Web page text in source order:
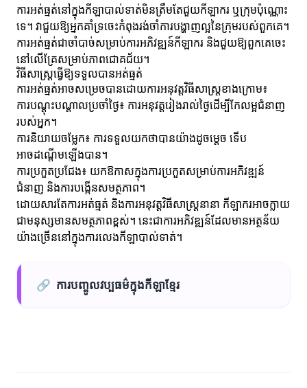
ការអត់ធ្មត់នៅក្នុងកីឡាបាល់ទាត់មិនត្រឹមតែជួយកីឡាករ ឬក្រុមប៉ុណ្ណោះ
ទេ។ វាជួយឱ្យអ្នកគាំទ្រចេះកំពុងរង់ចាំការបង្ហាញល្អនៃក្រុមរបស់ពួកគេ។
ការអត់ធ្មត់ជាចាំបាច់សម្រាប់ការអភិវឌ្ឍន៍កីឡាករ និងជួយឱ្យពួកគេចេះ
នៅលើគ្រែសម្រាប់ភាពជោគជ័យ។
វិធីសាស្រ្តធ្វើឱ្យទទួលបានអត់ធ្មត់
ការអត់ធ្មត់អាចសម្រេចបានដោយការអនុវត្តវិធីសាស្រ្តខាងក្រោម៖
ការបណ្តុះបណ្ដាលប្រចាំថ្ងៃ៖ ការអនុវត្តរៀងរាល់ថ្ងៃដើម្បីកែលម្អជំនាញ
របស់អ្នក។
ការនិយាយចម្លែក៖ ការទទួលយកថាបានយ៉ាងដូចម្តេច ទើប
អាចដណ្តើមឡើងបាន។
ការប្រកួតប្រជែង៖ យកឱកាសក្នុងការប្រកួតសម្រាប់ការអភិវឌ្ឍន៍
ជំនាញ និងការបង្កើនសមត្ថភាព។
ដោយសារតែការអត់ធ្មត់ និងការអនុវត្តវិធីសាស្រ្តនានា កីឡាករអាចក្លាយ
ជាមនុស្សមានសមត្ថភាពខ្ពស់។ នេះជាការអភិវឌ្ឍន៍ដែលមានអត្ថន័យ
យ៉ាងច្រើននៅក្នុងការលេងកីឡាបាល់ទាត់។
🔗 ការបញ្ចូលវប្បធម៌ក្នុងកីឡាខ្មែរ